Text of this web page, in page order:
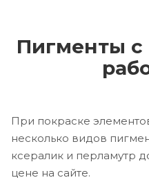
Пигменты
При покраске
несколько видов
ксералик и перламутр
цене на сайте.